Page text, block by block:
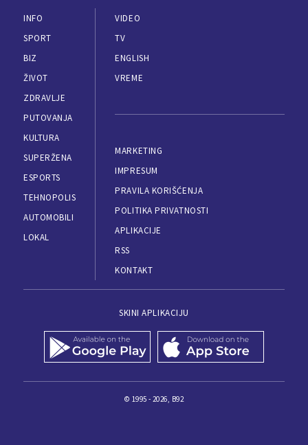
INFO
SPORT
BIZ
ŽIVOT
ZDRAVLJE
PUTOVANJA
KULTURA
SUPERŽENA
ESPORTS
TEHNOPOLIS
AUTOMOBILI
LOKAL
VIDEO
TV
ENGLISH
VREME
MARKETING
IMPRESUM
PRAVILA KORIŠĆENJA
POLITIKA PRIVATNOSTI
APLIKACIJE
RSS
KONTAKT
SKINI APLIKACIJU
© 1995 - 2026, B92